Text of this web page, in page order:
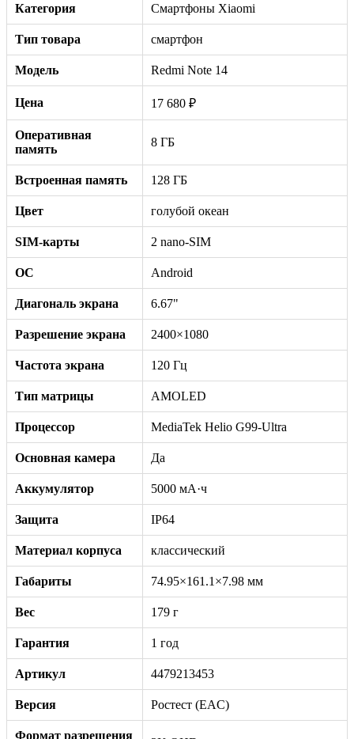
Категория Смартфоны Xiaomi
Тип товара смартфон
Модель Redmi Note 14
Цена 17 680 ₽
Оперативная
память
8 ГБ
Встроенная память 128 ГБ
Цвет голубой океан
SIM-карты 2 nano-SIM
ОС Android
Диагональ экрана 6.67"
Разрешение экрана 2400×1080
Частота экрана 120 Гц
Тип матрицы AMOLED
Процессор MediaTek Helio G99-Ultra
Основная камера Да
Аккумулятор 5000 мА·ч
Защита IP64
Материал корпуса классический
Габариты 74.95×161.1×7.98 мм
Вес 179 г
Гарантия 1 год
Артикул 4479213453
Версия Ростест (EAC)
Формат разрешения